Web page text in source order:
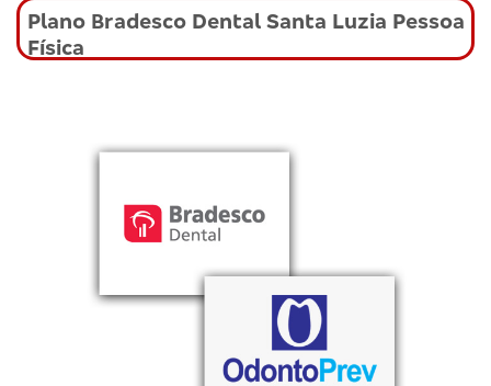
Plano Bradesco Dental Santa Luzia Pessoa
Física